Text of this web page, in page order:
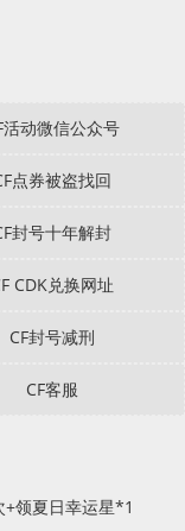
活动微信公众号
点券被盗找回
封号十年解封
CDK兑换网址
CF封号减刑
CF客服
+领夏日幸运星*1